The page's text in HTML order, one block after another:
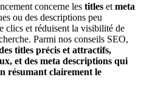
concerne les titles et meta
ou des descriptions peu
clics et réduisent la visibilité de
Parmi nos conseils SEO,
titles précis et attractifs,
et des meta descriptions qui
résumant clairement le